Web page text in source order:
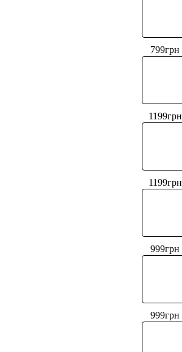
799грн
1199грн
1199грн
999грн
999грн